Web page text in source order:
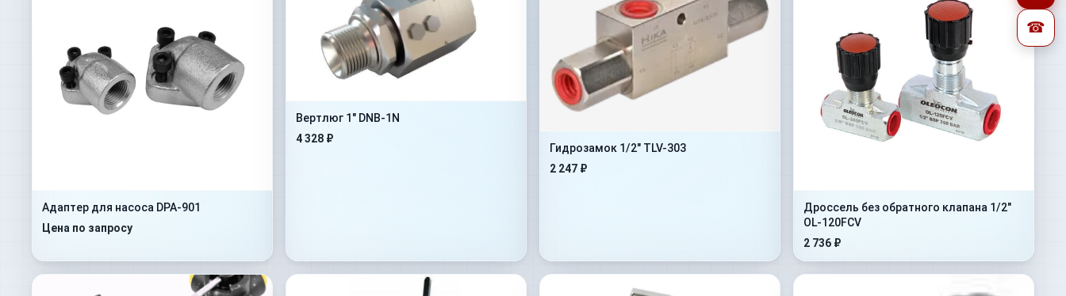
Адаптер для насоса DPA-901
Цена по запросу
Вертлюг 1" DNB-1N
4 328 ₽
Гидрозамок 1/2" TLV-303
2 247 ₽
Дроссель без обратного клапана 1/2"
OL-120FCV
2 736 ₽
☎